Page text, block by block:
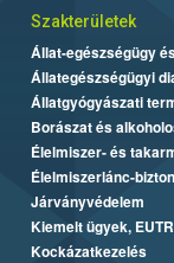
Szakterületek
Állat-egészségügy
Állategészségügyi
Állatgyógyászati
Borászat és
Élelmiszer- és
Élelmiszerlánc-
Járványvédelem
Kiemelt ügyek, EUTR
Kockázatkezelés